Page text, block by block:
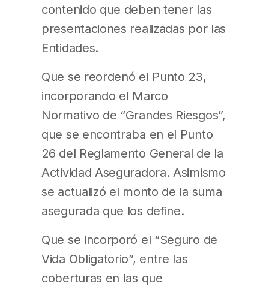
contenido que deben tener las
presentaciones realizadas por las
Entidades.
Que se reordenó el Punto 23,
incorporando el Marco
Normativo de “Grandes Riesgos”,
que se encontraba en el Punto
26 del Reglamento General de la
Actividad Aseguradora. Asimismo
se actualizó el monto de la suma
asegurada que los define.
Que se incorporó el “Seguro de
Vida Obligatorio”, entre las
coberturas en las que